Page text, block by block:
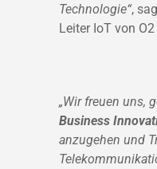
Technologie“,
Leiter IoT von
„Wir freuen uns,
Business
anzugehen und